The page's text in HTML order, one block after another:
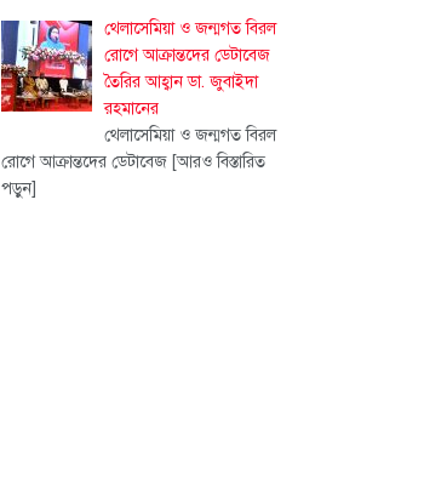
থেলাসেমিয়া ও জন্মগত বিরল
রোগে আক্রান্তদের ডেটাবেজ
তৈরির আহ্বান ডা. জুবাইদা
রহমানের
থেলাসেমিয়া ও জন্মগত বিরল
রোগে আক্রান্তদের ডেটাবেজ [আরও বিস্তারিত
পড়ুন]